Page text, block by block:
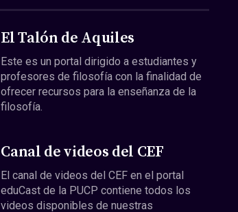
El Talón de Aquiles
Este es un portal dirigido a estudiantes y
profesores de filosofía con la finalidad de
ofrecer recursos para la enseñanza de la
filosofía.
Canal de videos del CEF
El canal de videos del CEF en el portal
eduCast de la PUCP contiene todos los
videos disponibles de nuestras